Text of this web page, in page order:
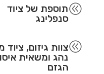
@תוספת של ציוד
סנפלינג
@צוות גיזום, ציוד
נהג ומשאית
הגזם